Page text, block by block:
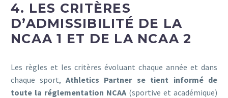
4. LES CRITÈRES
D’ADMISSIBILITÉ DE LA
NCAA 1 ET DE LA NCAA 2
Les règles et les critères évoluant chaque année et dans
chaque sport, Athletics Partner se tient informé de
toute la réglementation NCAA (sportive et académique)